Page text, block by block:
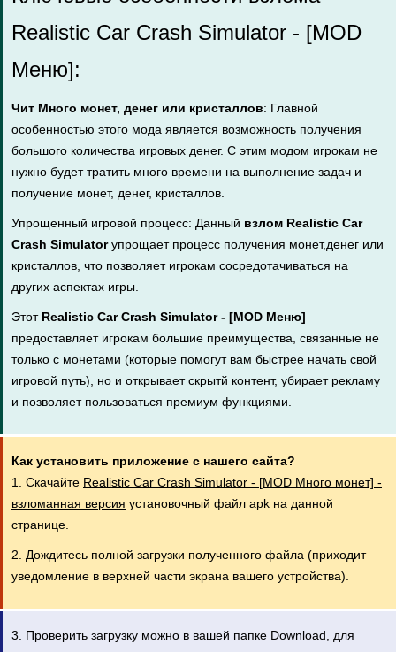
Realistic Car Crash Simulator - [MOD
Меню]:
Чит Много монет, денег или кристаллов: Главной
особенностью этого мода является возможность получения
большого количества игровых денег. С этим модом игрокам не
нужно будет тратить много времени на выполнение задач и
получение монет, денег, кристаллов.
Упрощенный игровой процесс: Данный взлом Realistic Car
Crash Simulatorупрощает процесс получения монет,денег или
кристаллов, что позволяет игрокам сосредотачиваться на
других аспектах игры.
Этот Realistic Car Crash Simulator - [MOD Меню]
предоставляет игрокам большие преимущества, связанные не
только с монетами (которые помогут вам быстрее начать свой
игровой путь), но и открывает скрытй контент, убирает рекламу
и позволяет пользоваться премиум функциями.
Как установить приложение с нашего сайта?
1. Скачайте Realistic Car Crash Simulator - [MOD Много монет] -
взломанная версия установочный файл apk на данной
странице.
2. Дождитесь полной загрузки полученного файла (приходит
уведомление в верхней части экрана вашего устройства).
3. Проверить загрузку можно в вашей папке Download, для